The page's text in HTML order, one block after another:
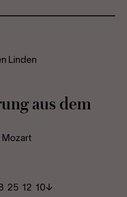
Linden
aus dem
25​ 12 10